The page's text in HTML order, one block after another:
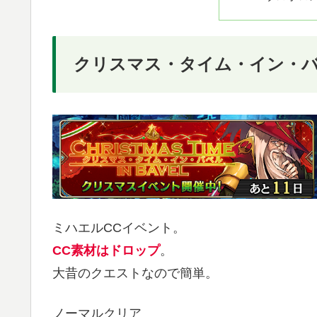
クリスマス・タイム・イン・
ミハエルCCイベント。
CC素材はドロップ。
大昔のクエストなので簡単。
ノーマルクリア